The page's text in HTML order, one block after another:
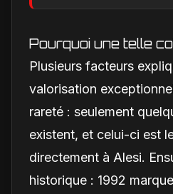
Pourquoi une telle
Plusieurs facteurs
valorisation
rareté : seulement
existent, et celui-ci est
directement à Alesi.
historique : 1992